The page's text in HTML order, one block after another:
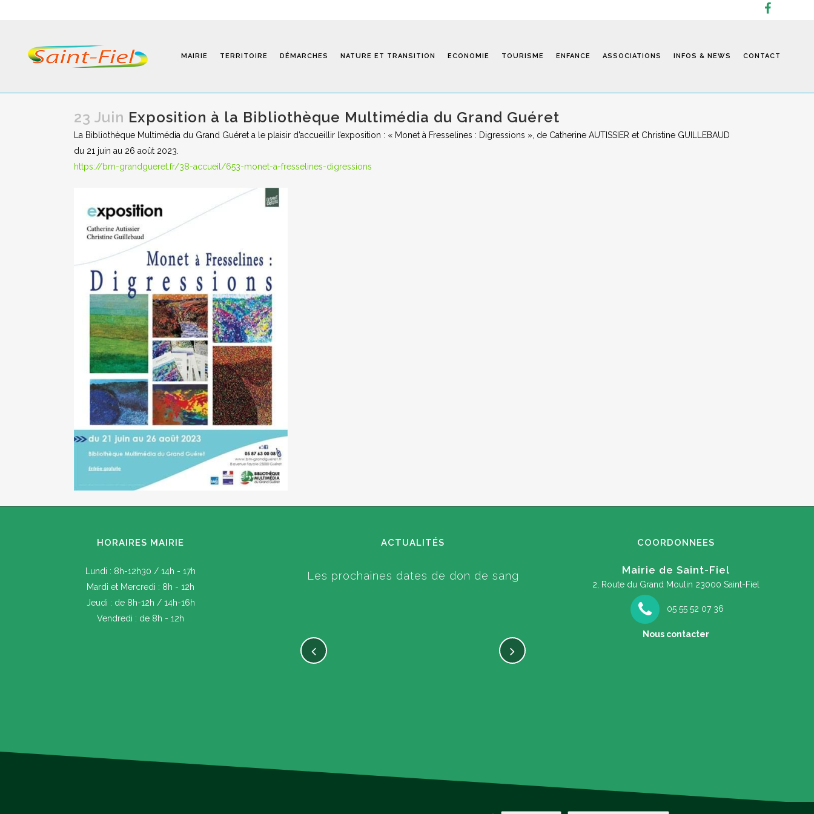
MAIRIE TERRITOIRE DÉMARCHES NATURE ET TRANSITION ECONOMIE TOURISME ENFANCE
Programmes
Modalités D’inscription
Séjours
ASSOCIATIONS INFOS & NEWS CONTACT
23 Juin Exposition à la Bibliothèque Multimédia du Grand Guéret
La Bibliothèque Multimédia du Grand Guéret a le plaisir d’accueillir l’exposition : « Monet à Fresselines : Digressions », de Catherine AUTISSIER et Christine GUILLEBAUD
du 21 juin au 26 août 2023.
https://bm-grandgueret.fr/38-accueil/653-monet-a-fresselines-digressions
HORAIRES MAIRIE
Lundi : 8h-12h30 / 14h - 17h
Mardi et Mercredi : 8h - 12h
Jeudi : de 8h-12h / 14h-16h
Vendredi : de 8h - 12h
ACTUALITÉS
Les prochaines dates de don de sang
COORDONNEES
Mairie de Saint-Fiel
2, Route du Grand Moulin 23000 Saint-Fiel
05 55 52 07 36
Nous contacter